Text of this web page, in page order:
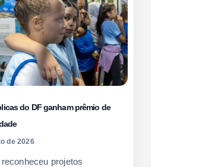
do DF ganham prêmio de
de 2026
projetos